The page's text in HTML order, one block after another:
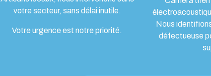
votre secteur, sans délai inutile.
Votre urgence est notre priorité.
Nous
défectueuse